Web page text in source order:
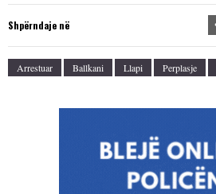
Shpërndaje në
Arrestuar Ballkani Llapi Perplasje